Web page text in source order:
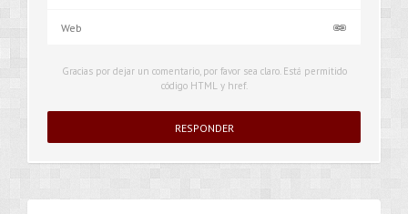
Gracias por dejar un comentario, por favor sea claro. Está permitido
código HTML y href.